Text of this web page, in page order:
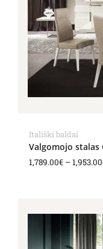
Itališki baldai
Valgomojo stalas
1,789.00€ –1,953.00